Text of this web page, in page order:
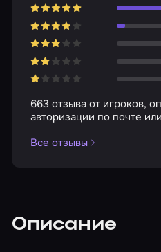
663 отзыва от игроков,
авторизации по почте
Все отзывы
Описание